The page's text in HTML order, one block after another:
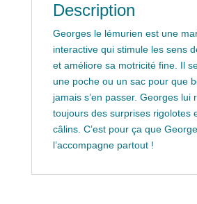
Description
Georges le lémurien est une
interactive qui stimule les sens
et améliore sa motricité fine. Il
une poche ou un sac pour que
jamais s’en passer. Georges lui
toujours des surprises rigolotes
câlins. C’est pour ça que
l’accompagne partout !